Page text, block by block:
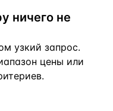
ничего не
узкий запрос.
цены или